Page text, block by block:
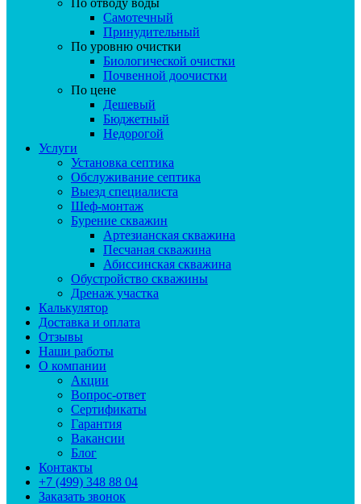
По отводу воды
Самотечный
Принудительный
По уровню очистки
Биологической очистки
Почвенной доочистки
По цене
Дешевый
Бюджетный
Недорогой
Услуги
Установка септика
Обслуживание септика
Выезд специалиста
Шеф-монтаж
Бурение скважин
Артезианская скважина
Песчаная скважина
Абиссинская скважина
Обустройство скважины
Дренаж участка
Калькулятор
Доставка и оплата
Отзывы
Наши работы
О компании
Акции
Вопрос-ответ
Сертификаты
Гарантия
Вакансии
Блог
Контакты
+7 (499) 348 88 04
Заказать звонок